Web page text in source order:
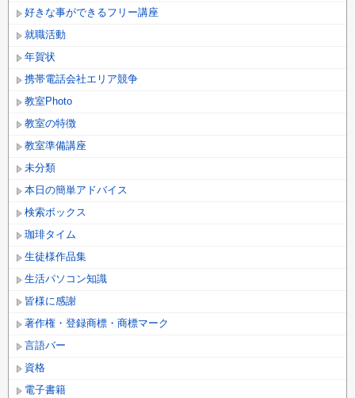
好きな事ができるフリー講座
就職活動
年賀状
携帯電話会社エリア競争
教室Photo
教室の特徴
教室準備講座
未分類
本日の簡単アドバイス
検索ボックス
珈琲タイム
生徒様作品集
生活パソコン知識
皆様に感謝
著作権・登録商標・商標マーク
言語バー
資格
電子書籍